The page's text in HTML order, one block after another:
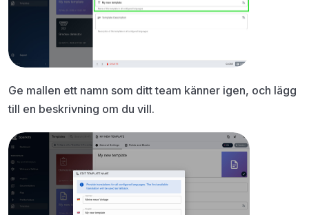
Ge mallen ett namn som ditt team känner igen, och lägg
till en beskrivning om du vill.